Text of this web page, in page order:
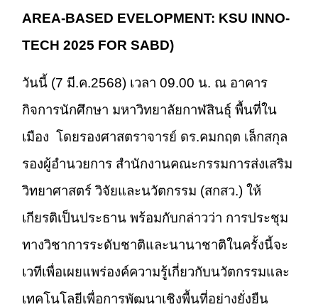
AREA-BASED EVELOPMENT: KSU INNO-
TECH 2025 FOR SABD)
วันนี้ (7 มี.ค.2568) เวลา 09.00 น. ณ อาคาร
กิจการนักศึกษา มหาวิทยาลัยกาฬสินธุ์ พื้นที่ใน
เมือง โดยรองศาสตราจารย์ ดร.คมกฤต เล็กสกุล
รองผู้อำนวยการ สำนักงานคณะกรรมการส่งเสริม
วิทยาศาสตร์ วิจัยและนวัตกรรม (สกสว.) ให้
เกียรติเป็นประธาน พร้อมกับกล่าวว่า การประชุม
ทางวิชาการระดับชาติและนานาชาติในครั้งนี้จะ
เวทีเพื่อเผยแพร่องค์ความรู้เกี่ยวกับนวัตกรรมและ
เทคโนโลยีเพื่อการพัฒนาเชิงพื้นที่อย่างยั่งยืน